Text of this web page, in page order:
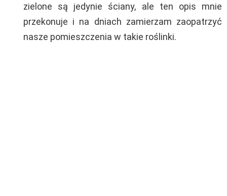
zielone są jedynie ściany, ale ten opis mnie
przekonuje i na dniach zamierzam zaopatrzyć
nasze pomieszczenia w takie roślinki.